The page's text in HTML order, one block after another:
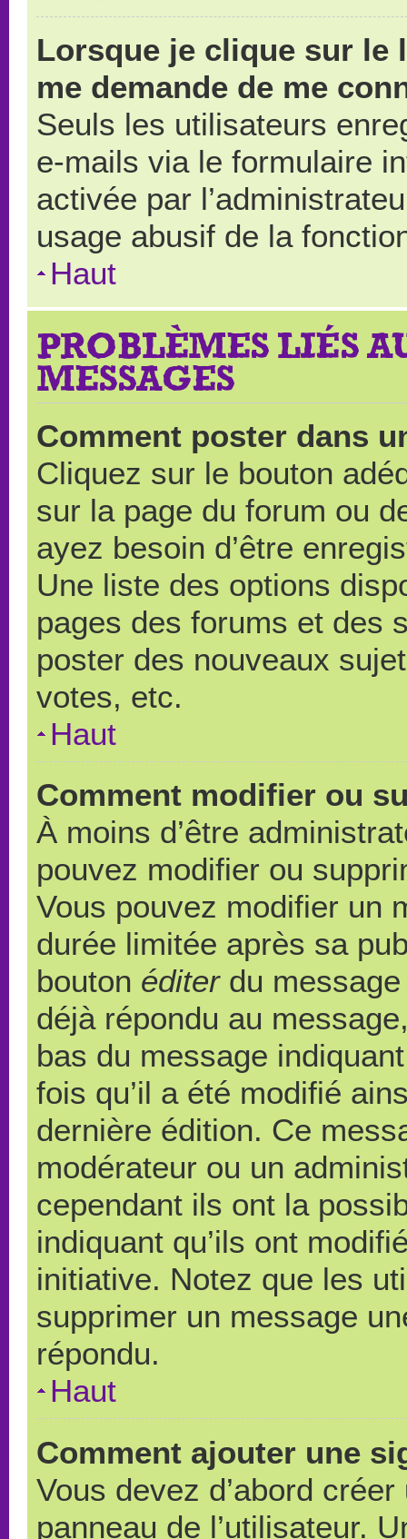
Lorsque je clique sur le
me demande de me
Seuls les utilisateurs
e-mails via le formulaire
activée par
usage abusif de la
Haut
PROBLÈMES LIÉS
MESSAGES
Comment poster dans
Cliquez sur le bouton
sur la page du forum ou
ayez besoin d’être
Une liste des options
pages des forums et des
poster des nouveaux
votes, etc.
Haut
Comment modifier ou
À moins d’être
pouvez modifier ou
Vous pouvez modifier un
durée limitée après sa
bouton éditerdu message
déjà répondu au
bas du message
fois qu’il a été modifié
dernière édition. Ce
modérateur ou un
cependant ils ont la
indiquant qu’ils ont
initiative. Notez que les
supprimer un message
répondu.
Haut
Comment ajouter une
Vous devez d’abord
panneau de l’utilisateur.